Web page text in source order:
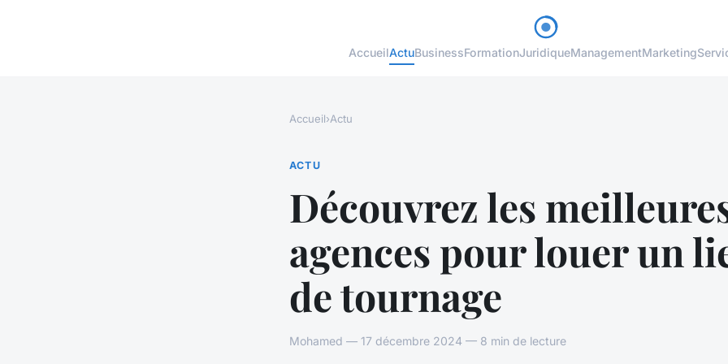
AccueilActuBusinessFormationJuridiqueManagementMarketing
Accueil›Actu
ACTU
Découvrez les
agences pour louer un
de tournage
Mohamed — 17 décembre 2024 — 8 min de lecture